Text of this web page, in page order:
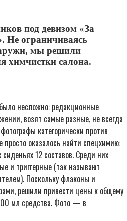
под девизом «За
Не ограничиваясь
мы решили
химчистки салона.
несложно: редакционные
возят самые разные, не всегда
категорически против
просто оказалось найти спецхимию:
12 составов. Среди них
и триггерные (так называют
Поскольку флаконы и
решили привести цены к общему
мл средства. Фото — в